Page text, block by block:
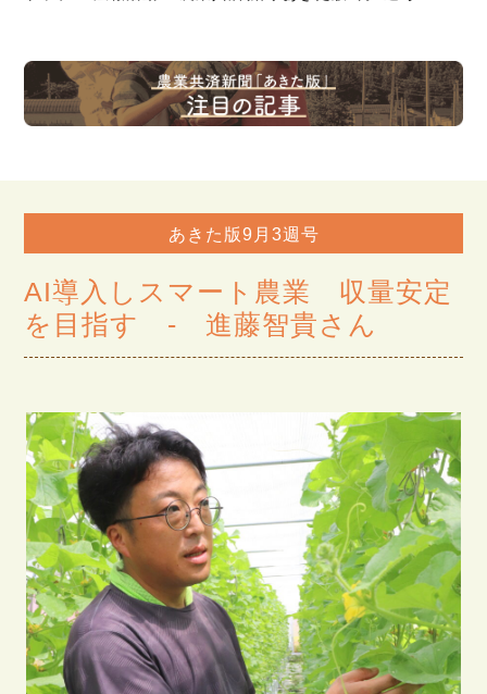
あきた版9月3週号
AI導入しスマート農業 収量安定
を目指す - 進藤智貴さん